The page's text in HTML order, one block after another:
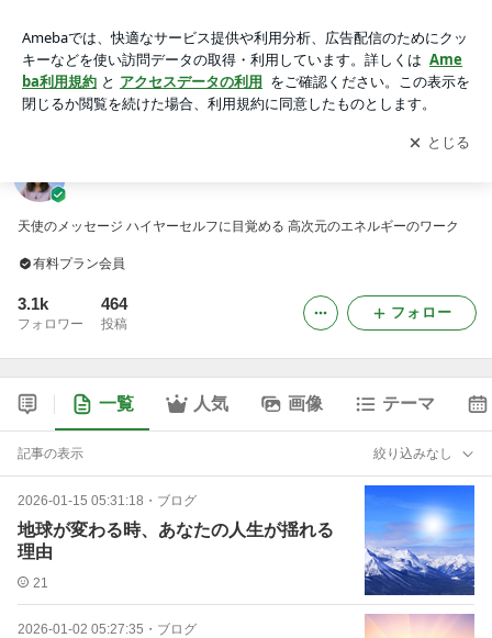
アプリをダウンロードして ブログの更新通知
を受け取りまし
ょう。
開く
天使のメッセージ ハイヤーセルフに目覚める 高次元のエネルギーのワーク
有料プラン会員
3.1k
フォロワー
464
投稿
フォロー
一覧 人気 画像 テーマ
記事の表示 絞り込みなし
2026-01-15 05:31:18 ・ ブログ
地球が変わる時、あなたの人生が揺れる
理由
21
2026-01-02 05:27:35 ・ ブログ